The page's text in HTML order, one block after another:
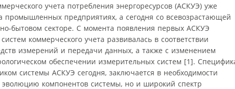
учета потребления энергоресурсов (АСКУЭ) уже
промышленных предприятиях, а сегодня со всевозрастающей
бытовом секторе. С момента появления первых АСКУЭ
коммерческого учета развивалась в соответствии
измерений и передачи данных, а также с изменением
обеспечении измерительных систем [1].
системы АСКУЭ сегодня, заключается в необходимости
эволюцию компонентов системы, но и широкий спектр